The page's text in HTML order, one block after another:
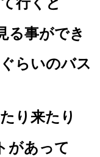
る事ができ
らいのバス
り来たり
があって